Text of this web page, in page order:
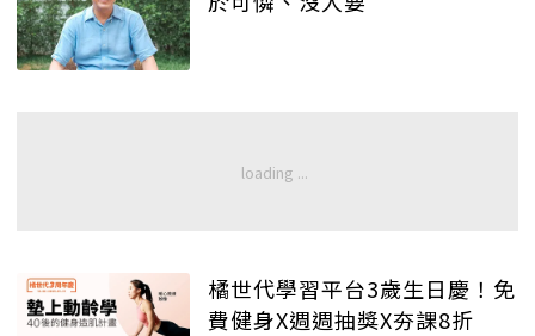
橘世代學習平台3歲生日慶！免
費健身X週週抽獎X夯課8折